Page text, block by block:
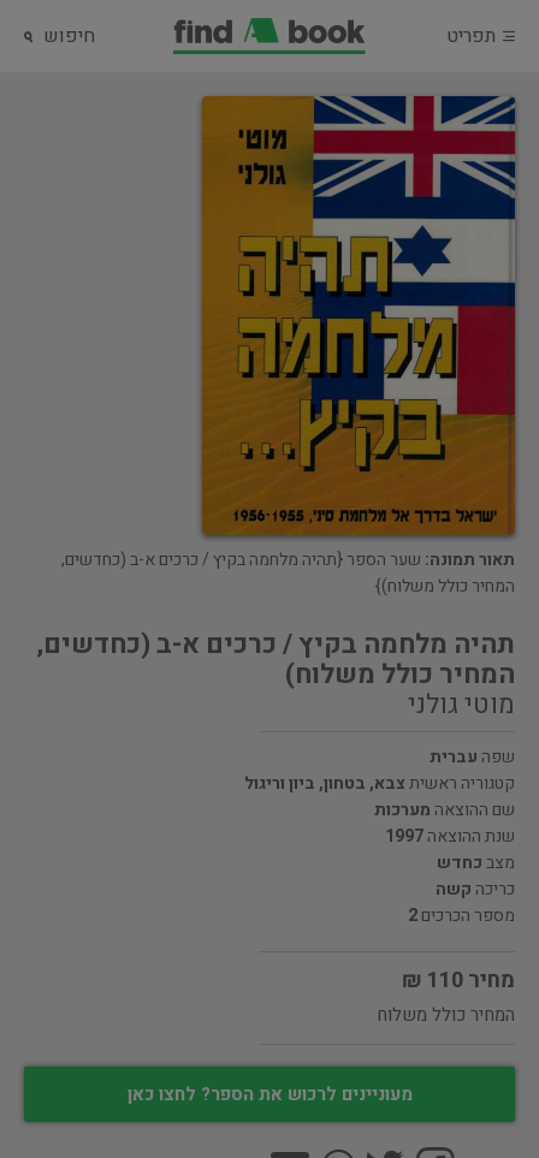
תפריט חיפוש
תאור תמונה: שער הספר {תהיה מלחמה בקיץ / כרכים א-ב (כחדשים,
המחיר כולל משלוח)}
תהיה מלחמה בקיץ / כרכים א-ב (כחדשים,
המחיר כולל משלוח)
מוטי גולני
שפה עברית
קטגוריה ראשיתצבא, בטחון, ביון וריגול
שם ההוצאה מערכות
שנת ההוצאה1997
מצבכחדש
כריכה קשה
מספר הכרכים2
מחיר 110 ₪
המחיר כולל משלוח
מעוניינים לרכוש את הספר? לחצו כאן